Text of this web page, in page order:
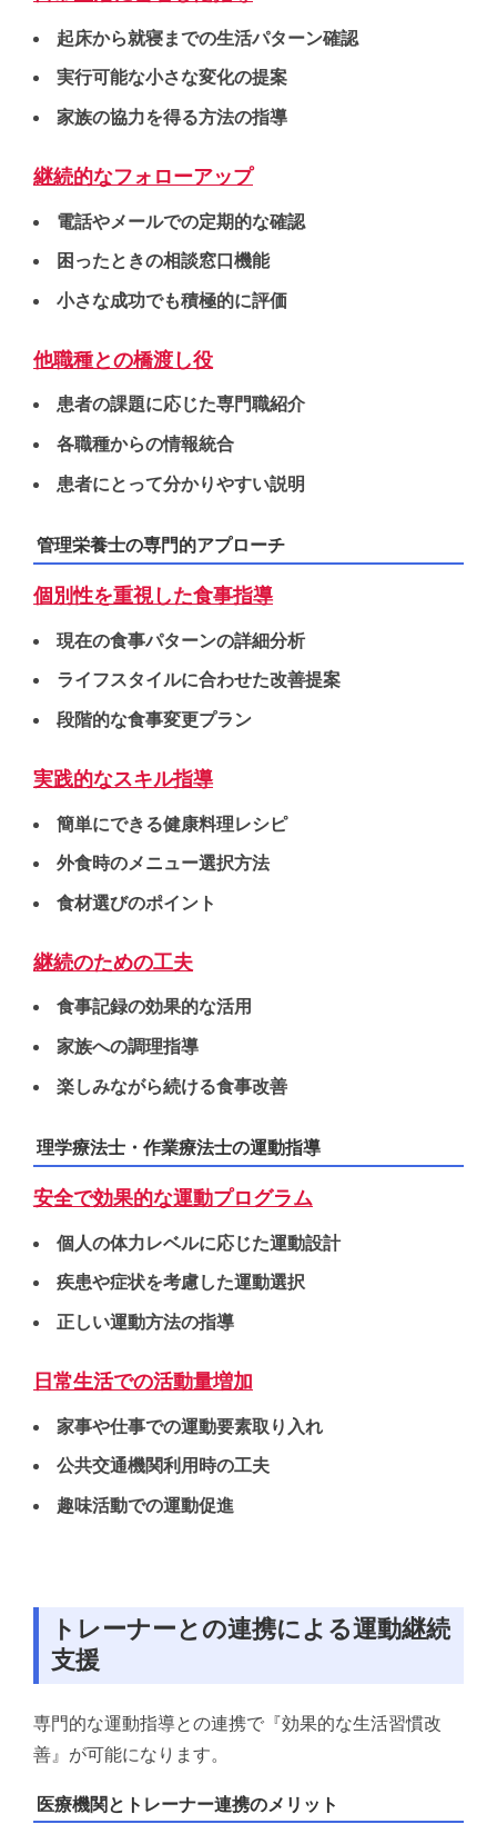
起床から就寝までの生活パターン確認
実行可能な小さな変化の提案
家族の協力を得る方法の指導
継続的なフォローアップ
電話やメールでの定期的な確認
困ったときの相談窓口機能
小さな成功でも積極的に評価
他職種との橋渡し役
患者の課題に応じた専門職紹介
各職種からの情報統合
患者にとって分かりやすい説明
管理栄養士の専門的アプローチ
個別性を重視した食事指導
現在の食事パターンの詳細分析
ライフスタイルに合わせた改善提案
段階的な食事変更プラン
実践的なスキル指導
簡単にできる健康料理レシピ
外食時のメニュー選択方法
食材選びのポイント
継続のための工夫
食事記録の効果的な活用
家族への調理指導
楽しみながら続ける食事改善
理学療法士・作業療法士の運動指導
安全で効果的な運動プログラム
個人の体力レベルに応じた運動設計
疾患や症状を考慮した運動選択
正しい運動方法の指導
日常生活での活動量増加
家事や仕事での運動要素取り入れ
公共交通機関利用時の工夫
趣味活動での運動促進
トレーナーとの連携による運動継続
支援
専門的な運動指導との連携で『効果的な生活習慣改
善』が可能になります。
医療機関とトレーナー連携のメリット